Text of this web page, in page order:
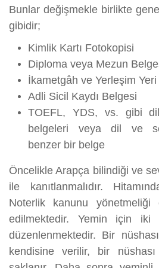
Bunlar değişmekle birlikte
gibidir;
Kimlik Kartı Fotokopisi
Diploma veya Mezun
İkametgâh ve Yerleşim
Adli Sicil Kaydı Belgesi
TOEFL, YDS, vs. gibi dil
belgeleri veya dil ve
benzer bir belge
Öncelikle Arapça bilindiği ve
ile kanıtlanmalıdır.
Noterlik kanunu yönetmeliği
edilmektedir. Yemin için iki
düzenlenmektedir. Bir
kendisine verilir, bir